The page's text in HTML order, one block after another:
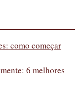
como começar
6 melhores